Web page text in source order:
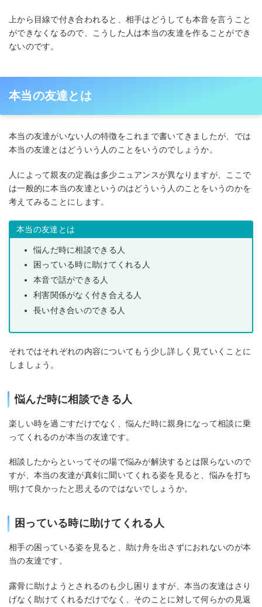
上から目線で付き合われると、相手はどうしても本音を言うこと
ができなくなるので、こうした人は本当の友達を作ることができ
ないのです。
本当の友達とは
本当の友達がいない人の特徴をこれまで書いてきましたが、では
本当の友達とはどういう人のことをいうのでしょうか。
人によって親友の定義は多少ニュアンスが異なりますが、ここで
は一般的に本当の友達というのはどういう人のことをいうのかを
考えてみることにします。
本当の友達とは
悩んだ時に相談できる人
困っている時に助けてくれる人
本音で話ができる人
利害関係がなく付き合える人
長い付き合いのできる人
それではそれぞれの内容についてもう少し詳しく見ていくことに
しましょう。
悩んだ時に相談できる人
楽しい時を過ごすだけでなく、悩んだ時に親身になって相談に乗
ってくれるのが本当の友達です。
相談したからといってその場で悩みが解決するとは限らないので
すが、本当の友達が真剣に聞いてくれる姿を見ると、悩みを打ち
明けて良かったと思えるのではないでしょうか。
困っている時に助けてくれる人
相手の困っている姿を見ると、助け舟を出さずにおれないのが本
当の友達です。
露骨に助けようとされるのも少し困りますが、本当の友達はさり
げなく助けてくれるだけでなく、そのことに対して何らかの見返